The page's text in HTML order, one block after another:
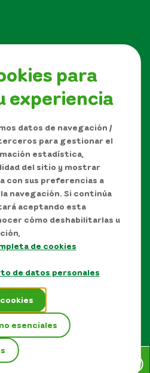
para
experiencia
datos de navegación /
para gestionar el
estadística,
del sitio y mostrar
con sus preferencias a
navegación. Si continúa
aceptando esta
cómo deshabilitarlas u
de cookies
de datos personales
esenciales
Autor y/o autorización de
datos personales
del sitio
reservados 2026